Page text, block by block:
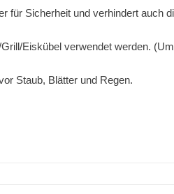
Sicherheit und verhindert auch
Eiskübel verwendet werden.
Staub, Blätter und Regen.